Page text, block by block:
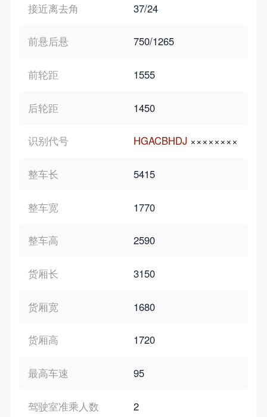
接近离去角 37/24
前悬后悬 750/1265
前轮距 1555
后轮距 1450
识别代号 HGACBHDJ ×××××××××
整车长 5415
整车宽 1770
整车高 2590
货厢长 3150
货厢宽 1680
货厢高 1720
最高车速 95
驾驶室准乘人数 2